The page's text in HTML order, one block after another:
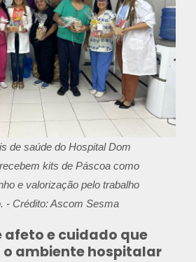
de saúde do Hospital Dom
kits de Páscoa como
e valorização pelo trabalho
- Crédito: Ascom Sesma
afeto e cuidado que
ambiente hospitalar